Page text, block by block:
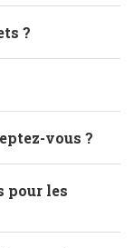
?
vous ?
pour les